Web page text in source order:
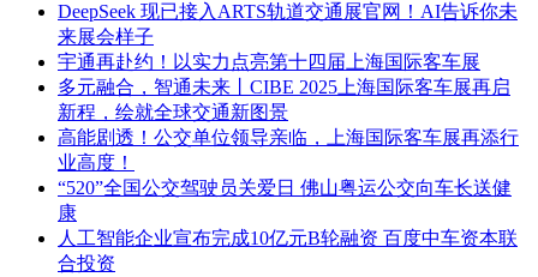
DeepSeek 现已接入ARTS轨道交通展官网！AI告诉你未
来展会样子
宇通再赴约！以实力点亮第十四届上海国际客车展
多元融合，智通未来丨CIBE 2025上海国际客车展再启
新程，绘就全球交通新图景
高能剧透！公交单位领导亲临，上海国际客车展再添行
业高度​！
“520”全国公交驾驶员关爱日 佛山粤运公交向车长送健
康
人工智能企业宣布完成10亿元B轮融资 百度中车资本联
合投资